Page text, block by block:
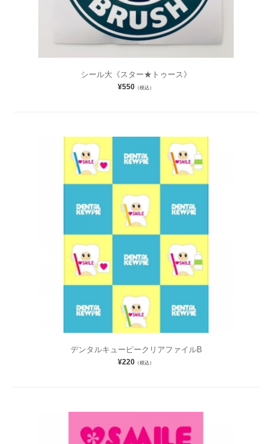
シール大《スター★トゥース》
¥550 （税込）
デンタルキューピークリアファイルB
¥220 （税込）